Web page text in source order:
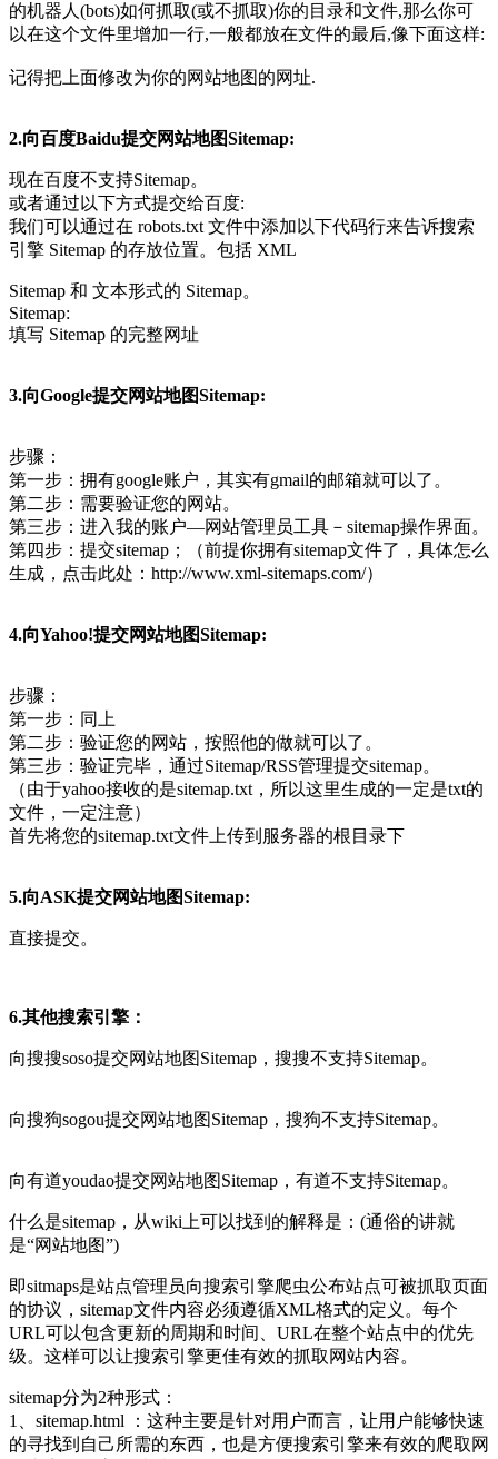
的机器人(bots)如何抓取(或不抓取)你的目录和文件,那么你可
以在这个文件里增加一行,一般都放在文件的最后,像下面这样:
记得把上面修改为你的网站地图的网址.
2.向百度Baidu提交网站地图Sitemap:
现在百度不支持Sitemap。
或者通过以下方式提交给百度:
我们可以通过在 robots.txt 文件中添加以下代码行来告诉搜索
引擎 Sitemap 的存放位置。包括 XML
Sitemap 和 文本形式的 Sitemap。
Sitemap:
填写 Sitemap 的完整网址
3.向Google提交网站地图Sitemap:
步骤：
第一步：拥有google账户，其实有gmail的邮箱就可以了。
第二步：需要验证您的网站。
第三步：进入我的账户—网站管理员工具－sitemap操作界面。
第四步：提交sitemap；（前提你拥有sitemap文件了，具体怎么
生成，点击此处：http://www.xml-sitemaps.com/）
4.向Yahoo!提交网站地图Sitemap:
步骤：
第一步：同上
第二步：验证您的网站，按照他的做就可以了。
第三步：验证完毕，通过Sitemap/RSS管理提交sitemap。
（由于yahoo接收的是sitemap.txt，所以这里生成的一定是txt的
文件，一定注意）
首先将您的sitemap.txt文件上传到服务器的根目录下
5.向ASK提交网站地图Sitemap:
直接提交。
6.其他搜索引擎：
向搜搜soso提交网站地图Sitemap，搜搜不支持Sitemap。
向搜狗sogou提交网站地图Sitemap，搜狗不支持Sitemap。
向有道youdao提交网站地图Sitemap，有道不支持Sitemap。
什么是sitemap，从wiki上可以找到的解释是：(通俗的讲就
是“网站地图”)
即sitmaps是站点管理员向搜索引擎爬虫公布站点可被抓取页面
的协议，sitemap文件内容必须遵循XML格式的定义。每个
URL可以包含更新的周期和时间、URL在整个站点中的优先
级。这样可以让搜索引擎更佳有效的抓取网站内容。
sitemap分为2种形式：
1、sitemap.html ：这种主要是针对用户而言，让用户能够快速
的寻找到自己所需的东西，也是方便搜索引擎来有效的爬取网